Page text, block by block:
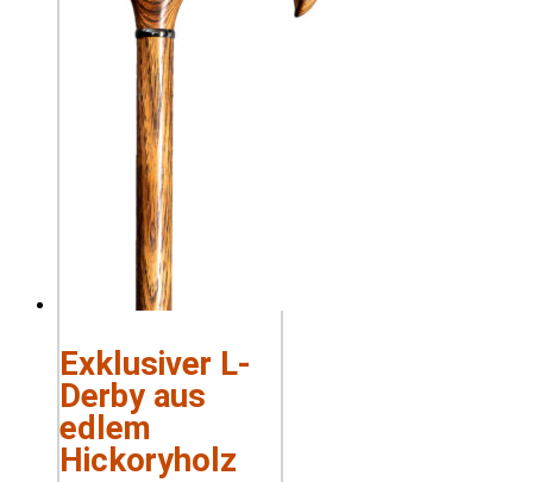
Exklusiver L-
Derby aus
edlem
Hickoryholz